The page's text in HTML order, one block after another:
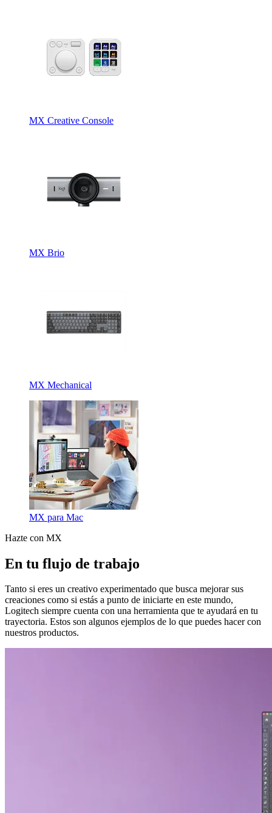
MX Creative Console
MX Brio
MX Mechanical
MX para Mac
Hazte con MX
En tu flujo de trabajo
Tanto si eres un creativo experimentado que busca mejorar sus
creaciones como si estás a punto de iniciarte en este mundo,
Logitech siempre cuenta con una herramienta que te ayudará en tu
trayectoria. Estos son algunos ejemplos de lo que puedes hacer con
nuestros productos.